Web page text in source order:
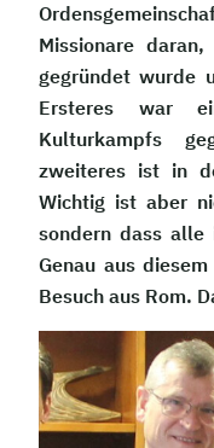
Missionare
gegründet wurde
Ersteres war
Kulturkampfs
zweiteres ist in
Wichtig ist aber
sondern dass alle
Genau aus
Besuch aus Rom.